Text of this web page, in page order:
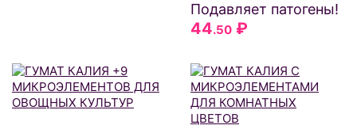
Подавляет патогены!
44.50 ₽